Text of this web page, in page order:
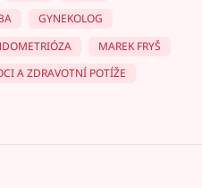
GYNEKOLOG
MAREK FRYŠ
A ZDRAVOTNÍ POTÍŽE